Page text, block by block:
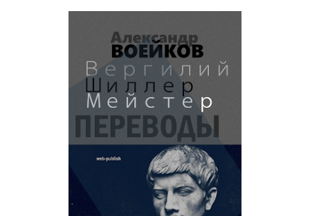
Александр Воейков. Переводы
Вергилия, Шиллера, Мейстера